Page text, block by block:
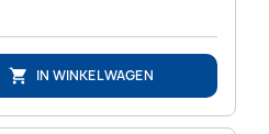
 IN WINKELWAGEN